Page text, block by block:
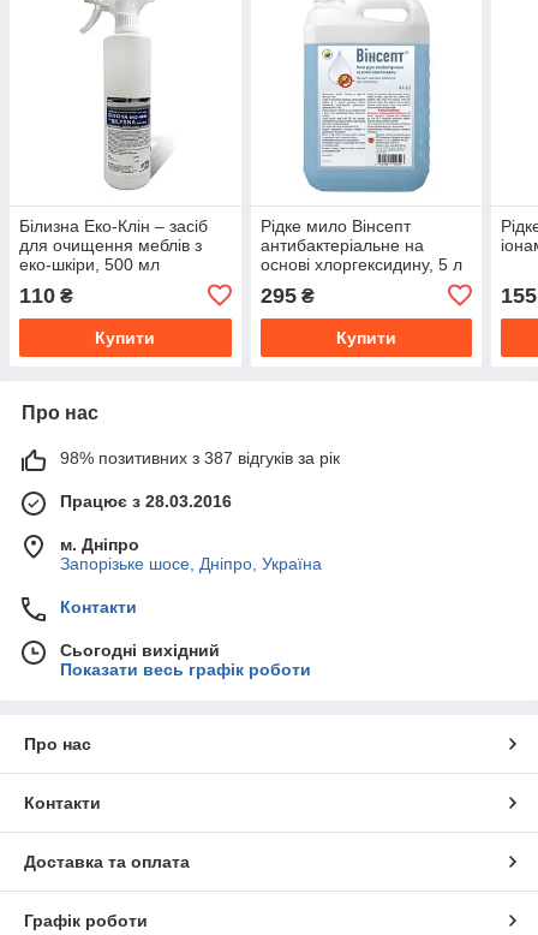
Білизна Еко-Клін – засіб
для очищення меблів з
еко-шкіри, 500 мл
110 ₴
Купити
Рідке мило Вінсепт
антибактеріальне на
основі хлоргексидину, 5 л
295₴
Купити
155
Про нас
98% позитивних з 387 відгуків за рік
Працює з 28.03.2016
м. Дніпро
Запорізьке шосе, Дніпро, Україна
Контакти
Сьогодні вихідний
Показати весь графік роботи
Про нас
Контакти
Доставка та оплата
Графік роботи